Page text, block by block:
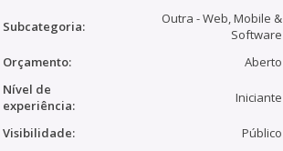
Subcategoria:
Outra - Web, Mobile &
Software
Orçamento:
Aberto
Nível de
experiência:
Iniciante
Visibilidade:
Público